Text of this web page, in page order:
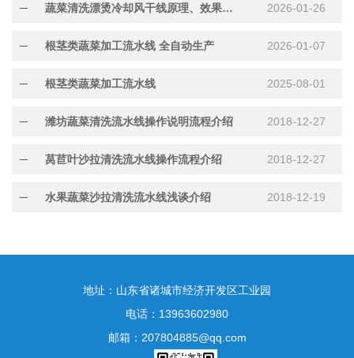
蔬菜清洗漂烫冷却风干线原理、效果及适用产品 2026-01-26
根茎类蔬菜加工流水线 全自动生产 2026-01-07
根茎类蔬菜加工流水线 2025-08-01
潍坊蔬菜清洗流水线操作说明流程介绍 2018-12-27
莴苣叶沙拉清洗流水线操作流程介绍 2018-12-27
水果蔬菜沙拉清洗流水线浅谈介绍 2018-12-19
地址：山东省诸城市经济开发区工业园
电话：13963602980
邮箱：207804885@qq.com